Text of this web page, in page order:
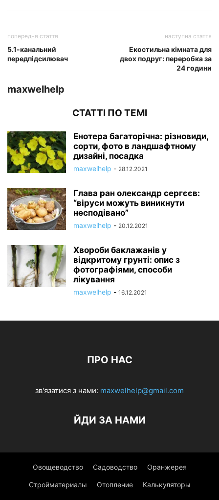
попередня стаття
5.1-канальний
передпідсилювач
наступна стаття
Екостильна кімната для
двох подруг: переробка за
24 години
maxwelhelp
СТАТТІ ПО ТЕМІ
Енотера багаторічна: різновиди,
сорти, фото в ландшафтному
дизайні, посадка
maxwelhelp - 28.12.2021
Глава ран олександр сергєєв:
“віруси можуть виникнути
несподівано”
maxwelhelp - 20.12.2021
Хвороби баклажанів у
відкритому грунті: опис з
фотографіями, способи
лікування
maxwelhelp - 16.12.2021
ПРО НАС
зв'язатися з нами: maxwelhelp@gmail.com
ЙДИ ЗА НАМИ
Овощеводство Садоводство Оранжерея
Стройматериалы Отопление Калькуляторы